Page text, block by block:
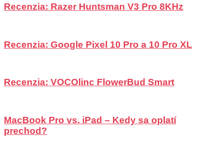
Recenzia: Razer Huntsman V3 Pro 8KHz
Recenzia: Google Pixel 10 Pro a 10 Pro XL
Recenzia: VOCOlinc FlowerBud Smart
MacBook Pro vs. iPad – Kedy sa oplatí
prechod?